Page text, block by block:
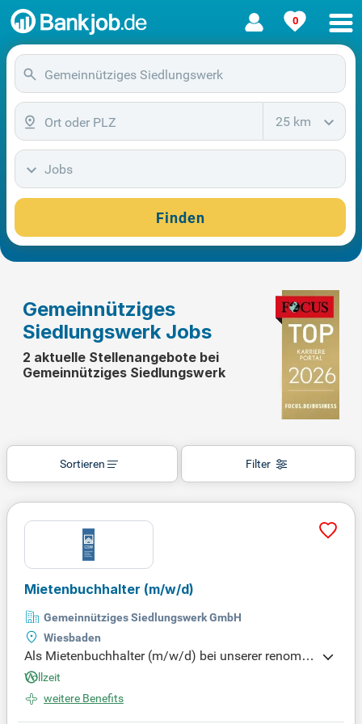
0
25 km
Jobs
Finden
Gemeinnütziges
Siedlungswerk Jobs
2 aktuelle Stellenangebote bei
Gemeinnütziges Siedlungswerk
Filter
Sortieren
Mietenbuchhalter (m/w/d)
Gemeinnütziges Siedlungswerk GmbH
Wiesbaden
Als Mietenbuchhalter (m/w/d) bei unserer renomm
ierten Immobiliengesellschaft in Frankfurt am Mai
n tragen Sie zur ökologischen und sozialen Wohnu
ngsversorgung bei. Seit über 75 Jahren schaffen w
Vollzeit
weitere Benefits